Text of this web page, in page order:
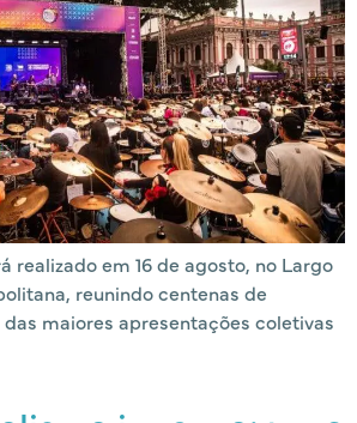
realizado em 16 de agosto, no Largo
reunindo centenas de
maiores apresentações coletivas